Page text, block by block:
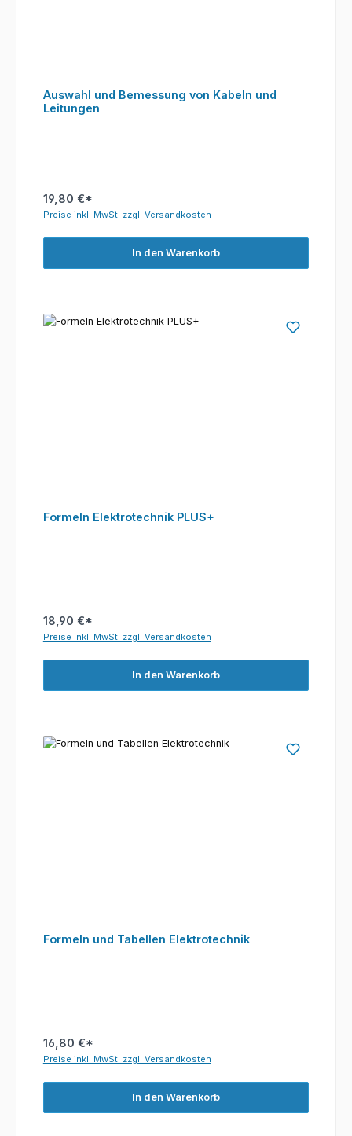
Auswahl und Bemessung von Kabeln und
Leitungen
19,80 €*
Preise inkl. MwSt. zzgl. Versandkosten
In den Warenkorb
Formeln Elektrotechnik PLUS+
18,90 €*
Preise inkl. MwSt. zzgl. Versandkosten
In den Warenkorb
Formeln und Tabellen Elektrotechnik
16,80 €*
Preise inkl. MwSt. zzgl. Versandkosten
In den Warenkorb